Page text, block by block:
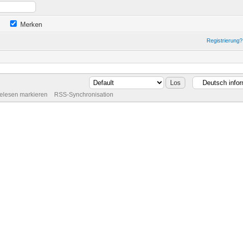
Merken
Registrierung?
markieren RSS-Synchronisation